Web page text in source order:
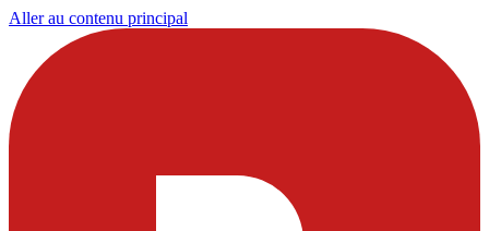
Aller au contenu principal